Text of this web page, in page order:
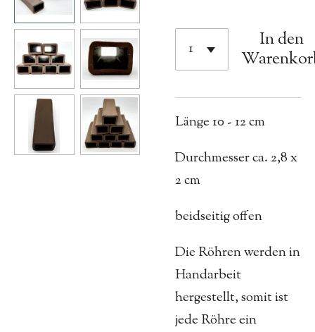
In den
Länge 10 - 12 cm
Durchmesser ca. 2,8 x
2 cm
beidseitig offen
Die Röhren werden in
Handarbeit
hergestellt, somit ist
jede Röhre ein